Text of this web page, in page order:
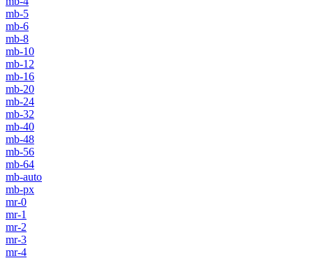
mb-5
mb-6
mb-8
mb-10
mb-12
mb-16
mb-20
mb-24
mb-32
mb-40
mb-48
mb-56
mb-64
mb-auto
mb-px
mr-0
mr-1
mr-2
mr-3
mr-4